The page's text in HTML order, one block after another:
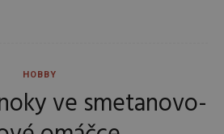
HOBBY
ve smetanovo-